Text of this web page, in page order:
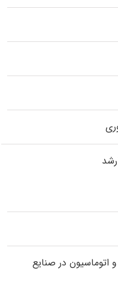
اتوماسیون در صنایع